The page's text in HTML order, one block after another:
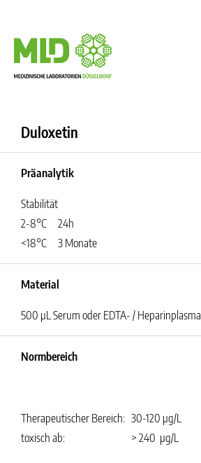
Duloxetin
Präanalytik
Stabilität
2-8°C
24h
<18°C
3 Monate
Material
500 µL Serum oder EDTA- / Heparinplasma
Normbereich
Therapeutischer Bereich: 30-120 µg/L
toxisch ab:
> 240 µg/L